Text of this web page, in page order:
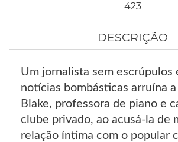
423
DESCRIÇÃO
Um jornalista sem escrúpulos
notícias bombásticas arruína
Blake, professora de piano e
clube privado, ao acusá-la de
relação íntima com o popular